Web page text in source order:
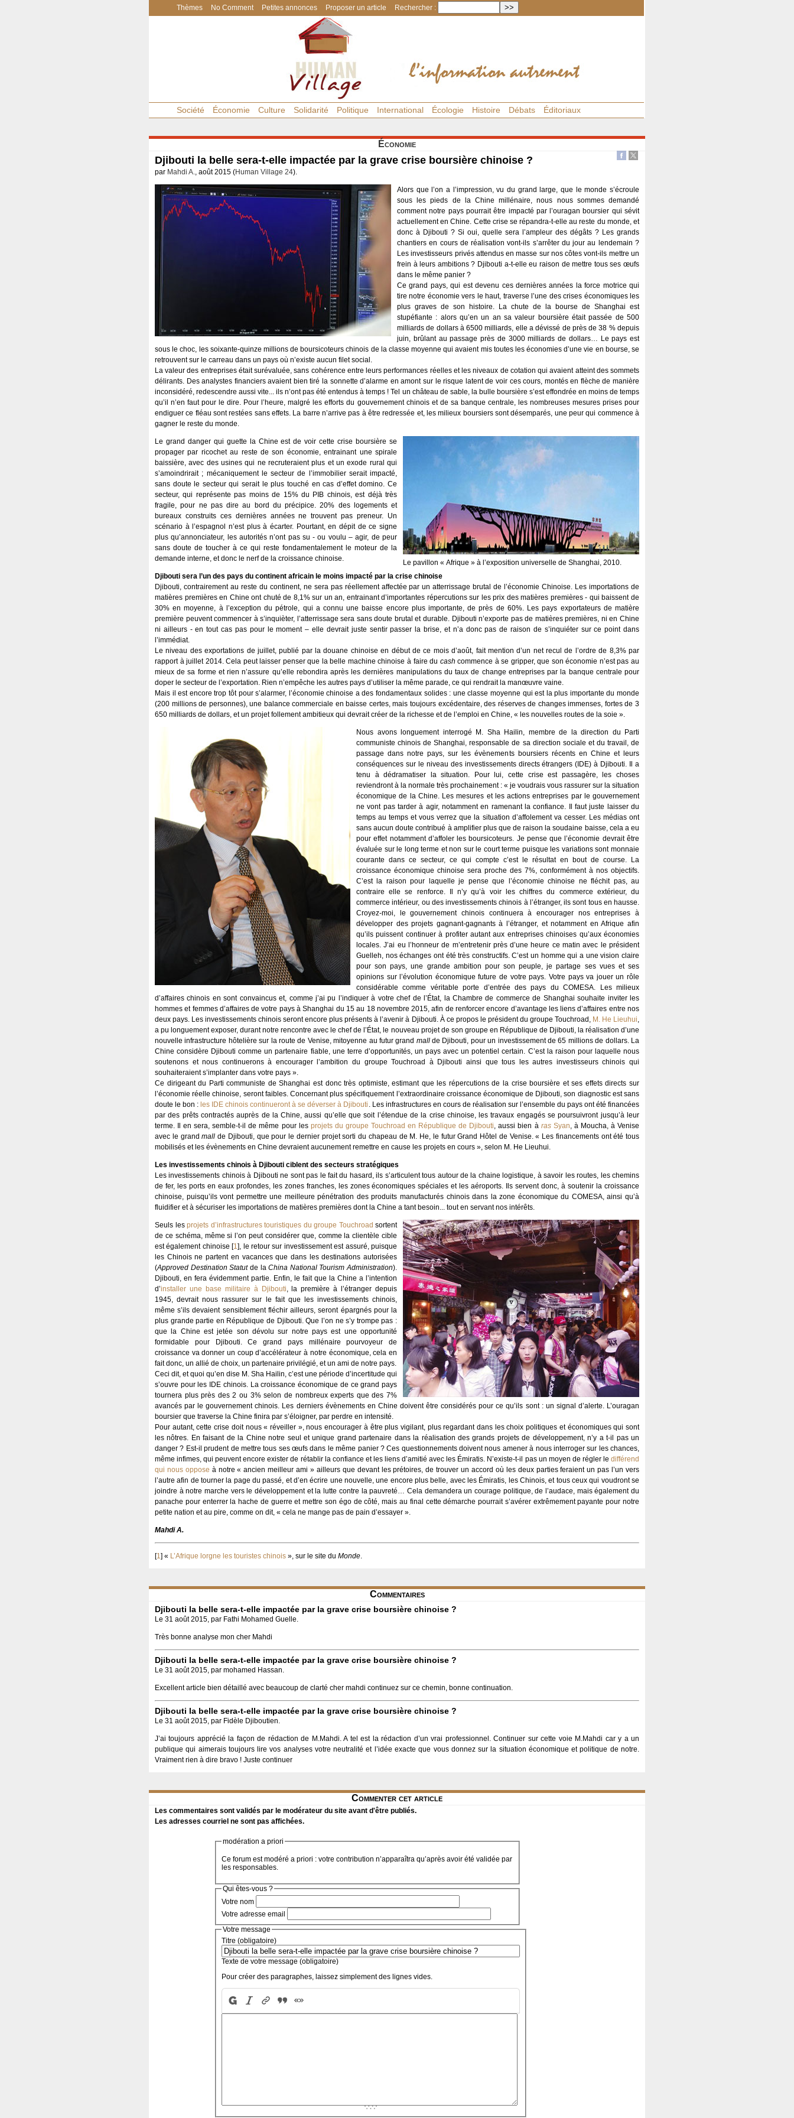
Thèmes No Comment Petites annonces Proposer un article Rechercher :
Société Économie Culture Solidarité Politique International Écologie Histoire Débats Éditoriaux
Économie
Djibouti la belle sera-t-elle impactée par la grave crise boursière chinoise ?
par Mahdi A., août 2015 (Human Village 24).
Alors que l’on a l’impression, vu du grand large, que le monde s’écroule
sous les pieds de la Chine millénaire, nous nous sommes demandé
comment notre pays pourrait être impacté par l’ouragan boursier qui sévit
actuellement en Chine. Cette crise se répandra-t-elle au reste du monde, et
donc à Djibouti ? Si oui, quelle sera l’ampleur des dégâts ? Les grands
chantiers en cours de réalisation vont-ils s’arrêter du jour au lendemain ?
Les investisseurs privés attendus en masse sur nos côtes vont-ils mettre un
frein à leurs ambitions ? Djibouti a-t-elle eu raison de mettre tous ses œufs
dans le même panier ?
Ce grand pays, qui est devenu ces dernières années la force motrice qui
tire notre économie vers le haut, traverse l’une des crises économiques les
plus graves de son histoire. La chute de la bourse de Shanghai est
stupéfiante : alors qu’en un an sa valeur boursière était passée de 500
milliards de dollars à 6500 milliards, elle a dévissé de près de 38 % depuis
juin, brûlant au passage près de 3000 milliards de dollars… Le pays est
sous le choc, les soixante-quinze millions de boursicoteurs chinois de la classe moyenne qui avaient mis toutes les économies d’une vie en bourse, se
retrouvent sur le carreau dans un pays où n’existe aucun filet social.
La valeur des entreprises était surévaluée, sans cohérence entre leurs performances réelles et les niveaux de cotation qui avaient atteint des sommets
délirants. Des analystes financiers avaient bien tiré la sonnette d’alarme en amont sur le risque latent de voir ces cours, montés en flèche de manière
inconsidéré, redescendre aussi vite... ils n’ont pas été entendus à temps ! Tel un château de sable, la bulle boursière s’est effondrée en moins de temps
qu’il n’en faut pour le dire. Pour l’heure, malgré les efforts du gouvernement chinois et de sa banque centrale, les nombreuses mesures prises pour
endiguer ce fléau sont restées sans effets. La barre n’arrive pas à être redressée et, les milieux boursiers sont désemparés, une peur qui commence à
gagner le reste du monde.
Le pavillon « Afrique » à l’exposition universelle de Shanghai, 2010.
Le grand danger qui guette la Chine est de voir cette crise boursière se
propager par ricochet au reste de son économie, entrainant une spirale
baissière, avec des usines qui ne recruteraient plus et un exode rural qui
s’amoindrirait ; mécaniquement le secteur de l’immobilier serait impacté,
sans doute le secteur qui serait le plus touché en cas d’effet domino. Ce
secteur, qui représente pas moins de 15% du PIB chinois, est déjà très
fragile, pour ne pas dire au bord du précipice. 20% des logements et
bureaux construits ces dernières années ne trouvent pas preneur. Un
scénario à l’espagnol n’est plus à écarter. Pourtant, en dépit de ce signe
plus qu’annonciateur, les autorités n’ont pas su - ou voulu – agir, de peur
sans doute de toucher à ce qui reste fondamentalement le moteur de la
demande interne, et donc le nerf de la croissance chinoise.
Djibouti sera l’un des pays du continent africain le moins impacté par la crise chinoise
Djibouti, contrairement au reste du continent, ne sera pas réellement affectée par un atterrissage brutal de l’économie Chinoise. Les importations de
matières premières en Chine ont chuté de 8,1% sur un an, entrainant d’importantes répercutions sur les prix des matières premières - qui baissent de
30% en moyenne, à l’exception du pétrole, qui a connu une baisse encore plus importante, de près de 60%. Les pays exportateurs de matière
première peuvent commencer à s’inquièter, l’atterrissage sera sans doute brutal et durable. Djibouti n’exporte pas de matières premières, ni en Chine
ni ailleurs - en tout cas pas pour le moment – elle devrait juste sentir passer la brise, et n’a donc pas de raison de s’inquiéter sur ce point dans
l’immédiat.
Le niveau des exportations de juillet, publié par la douane chinoise en début de ce mois d’août, fait mention d’un net recul de l’ordre de 8,3% par
rapport à juillet 2014. Cela peut laisser penser que la belle machine chinoise à faire du cash commence à se gripper, que son économie n’est pas au
mieux de sa forme et rien n’assure qu’elle rebondira après les dernières manipulations du taux de change entreprises par la banque centrale pour
doper le secteur de l’exportation. Rien n’empêche les autres pays d’utiliser la même parade, ce qui rendrait la manœuvre vaine.
Mais il est encore trop tôt pour s’alarmer, l’économie chinoise a des fondamentaux solides : une classe moyenne qui est la plus importante du monde
(200 millions de personnes), une balance commerciale en baisse certes, mais toujours excédentaire, des réserves de changes immenses, fortes de 3
650 milliards de dollars, et un projet follement ambitieux qui devrait créer de la richesse et de l’emploi en Chine, « les nouvelles routes de la soie ».
Nous avons longuement interrogé M. Sha Hailin, membre de la direction du Parti
communiste chinois de Shanghai, responsable de sa direction sociale et du travail, de
passage dans notre pays, sur les évènements boursiers récents en Chine et leurs
conséquences sur le niveau des investissements directs étrangers (IDE) à Djibouti. Il a
tenu à dédramatiser la situation. Pour lui, cette crise est passagère, les choses
reviendront à la normale très prochainement : « je voudrais vous rassurer sur la situation
économique de la Chine. Les mesures et les actions entreprises par le gouvernement
ne vont pas tarder à agir, notamment en ramenant la confiance. Il faut juste laisser du
temps au temps et vous verrez que la situation d’affolement va cesser. Les médias ont
sans aucun doute contribué à amplifier plus que de raison la soudaine baisse, cela a eu
pour effet notamment d’affoler les boursicoteurs. Je pense que l’économie devrait être
évaluée sur le long terme et non sur le court terme puisque les variations sont monnaie
courante dans ce secteur, ce qui compte c’est le résultat en bout de course. La
croissance économique chinoise sera proche des 7%, conformément à nos objectifs.
C’est la raison pour laquelle je pense que l’économie chinoise ne fléchit pas, au
contraire elle se renforce. Il n’y qu’à voir les chiffres du commerce extérieur, du
commerce intérieur, ou des investissements chinois à l’étranger, ils sont tous en hausse.
Croyez-moi, le gouvernement chinois continuera à encourager nos entreprises à
développer des projets gagnant-gagnants à l’étranger, et notamment en Afrique afin
qu’ils puissent continuer à profiter autant aux entreprises chinoises qu’aux économies
locales. J’ai eu l’honneur de m’entretenir près d’une heure ce matin avec le président
Guelleh, nos échanges ont été très constructifs. C’est un homme qui a une vision claire
pour son pays, une grande ambition pour son peuple, je partage ses vues et ses
opinions sur l’évolution économique future de votre pays. Votre pays va jouer un rôle
considérable comme véritable porte d’entrée des pays du COMESA. Les milieux
d’affaires chinois en sont convaincus et, comme j’ai pu l’indiquer à votre chef de l’État, la Chambre de commerce de Shanghai souhaite inviter les
hommes et femmes d’affaires de votre pays à Shanghai du 15 au 18 novembre 2015, afin de renforcer encore d’avantage les liens d’affaires entre nos
deux pays. Les investissements chinois seront encore plus présents à l’avenir à Djibouti. À ce propos le président du groupe Touchroad, M. He Lieuhui,
a pu longuement exposer, durant notre rencontre avec le chef de l’État, le nouveau projet de son groupe en République de Djibouti, la réalisation d’une
nouvelle infrastructure hôtelière sur la route de Venise, mitoyenne au futur grand mallde Djibouti, pour un investissement de 65 millions de dollars. La
Chine considère Djibouti comme un partenaire fiable, une terre d’opportunités, un pays avec un potentiel certain. C’est la raison pour laquelle nous
soutenons et nous continuerons à encourager l’ambition du groupe Touchroad à Djibouti ainsi que tous les autres investisseurs chinois qui
souhaiteraient s’implanter dans votre pays ».
Ce dirigeant du Parti communiste de Shanghai est donc très optimiste, estimant que les répercutions de la crise boursière et ses effets directs sur
l’économie réelle chinoise, seront faibles. Concernant plus spécifiquement l’extraordinaire croissance économique de Djibouti, son diagnostic est sans
doute le bon : les IDE chinois continueront à se déverser à Djibouti . Les infrastructures en cours de réalisation sur l’ensemble du pays ont été financées
par des prêts contractés auprès de la Chine, aussi qu’elle que soit l’étendue de la crise chinoise, les travaux engagés se poursuivront jusqu’à leur
terme. Il en sera, semble-t-il de même pour les projets du groupe Touchroad en République de Djibouti, aussi bien à rasSyan, à Moucha, à Venise
avec le grandmall de Djibouti, que pour le dernier projet sorti du chapeau de M. He, le futur Grand Hôtel de Venise. « Les financements ont été tous
mobilisés et les évènements en Chine devraient aucunement remettre en cause les projets en cours », selon M. He Lieuhui.
Les investissements chinois à Djibouti ciblent des secteurs stratégiques
Les investissements chinois à Djibouti ne sont pas le fait du hasard, ils s’articulent tous autour de la chaine logistique, à savoir les routes, les chemins
de fer, les ports en eaux profondes, les zones franches, les zones économiques spéciales et les aéroports. Ils servent donc, à soutenir la croissance
chinoise, puisqu’ils vont permettre une meilleure pénétration des produits manufacturés chinois dans la zone économique du COMESA, ainsi qu’à
fluidifier et à sécuriser les importations de matières premières dont la Chine a tant besoin... tout en servant nos intérêts.
Seuls les projets d’infrastructures touristiques du groupe Touchroad sortent
de ce schéma, même si l’on peut considérer que, comme la clientèle cible
est également chinoise [1], le retour sur investissement est assuré, puisque
les Chinois ne partent en vacances que dans les destinations autorisées
(Approved Destination Statutde laChina National Tourism Administration).
Djibouti, en fera évidemment partie. Enfin, le fait que la Chine a l’intention
d’installer une base militaire à Djibouti, la première à l’étranger depuis
1945, devrait nous rassurer sur le fait que les investissements chinois,
même s’ils devaient sensiblement fléchir ailleurs, seront épargnés pour la
plus grande partie en République de Djibouti. Que l’on ne s’y trompe pas :
que la Chine est jetée son dévolu sur notre pays est une opportunité
formidable pour Djibouti. Ce grand pays millénaire pourvoyeur de
croissance va donner un coup d’accélérateur à notre économique, cela en
fait donc, un allié de choix, un partenaire privilégié, et un ami de notre pays.
Ceci dit, et quoi qu’en dise M. Sha Hailin, c’est une période d’incertitude qui
s’ouvre pour les IDE chinois. La croissance économique de ce grand pays
tournera plus près des 2 ou 3% selon de nombreux experts que des 7%
avancés par le gouvernement chinois. Les derniers évènements en Chine doivent être considérés pour ce qu’ils sont : un signal d’alerte. L’ouragan
boursier que traverse la Chine finira par s’éloigner, par perdre en intensité.
Pour autant, cette crise doit nous « réveiller », nous encourager à être plus vigilant, plus regardant dans les choix politiques et économiques qui sont
les nôtres. En faisant de la Chine notre seul et unique grand partenaire dans la réalisation des grands projets de développement, n’y a t-il pas un
danger ? Est-il prudent de mettre tous ses œufs dans le même panier ? Ces questionnements doivent nous amener à nous interroger sur les chances,
même infimes, qui peuvent encore exister de rétablir la confiance et les liens d’amitié avec les Émiratis. N’existe-t-il pas un moyen de régler le différend
qui nous oppose à notre « ancien meilleur ami » ailleurs que devant les prétoires, de trouver un accord où les deux parties feraient un pas l’un vers
l’autre afin de tourner la page du passé, et d’en écrire une nouvelle, une encore plus belle, avec les Émiratis, les Chinois, et tous ceux qui voudront se
joindre à notre marche vers le développement et la lutte contre la pauvreté… Cela demandera un courage politique, de l’audace, mais également du
panache pour enterrer la hache de guerre et mettre son égo de côté, mais au final cette démarche pourrait s’avérer extrêmement payante pour notre
petite nation et au pire, comme on dit, « cela ne mange pas de pain d’essayer ».
Mahdi A.
[1] « L’Afrique lorgne les touristes chinois », sur le site du Monde.
Commentaires
Djibouti la belle sera-t-elle impactée par la grave crise boursière chinoise ?
Le 31 août 2015, par Fathi Mohamed Guelle.
Très bonne analyse mon cher Mahdi
Djibouti la belle sera-t-elle impactée par la grave crise boursière chinoise ?
Le 31 août 2015, par mohamed Hassan.
Excellent article bien détaillé avec beaucoup de clarté cher mahdi continuez sur ce chemin, bonne continuation.
Djibouti la belle sera-t-elle impactée par la grave crise boursière chinoise ?
Le 31 août 2015, par Fidèle Djiboutien.
J’ai toujours apprécié la façon de rédaction de M.Mahdi. A tel est la rédaction d’un vrai professionnel. Continuer sur cette voie M.Mahdi car y a un
publique qui aimerais toujours lire vos analyses votre neutralité et l’idée exacte que vous donnez sur la situation économique et politique de notre.
Vraiment rien à dire bravo ! Juste continuer
Commenter cet article
Les commentaires sont validés par le modérateur du site avant d'être publiés.
Les adresses courriel ne sont pas affichées.
modération a priori
Ce forum est modéré a priori : votre contribution n’apparaîtra qu’après avoir été validée par
les responsables.
Qui êtes-vous ?
Votre nom
Votre adresse email
Votre message
Titre (obligatoire)
Texte de votre message (obligatoire)
Pour créer des paragraphes, laissez simplement des lignes vides.